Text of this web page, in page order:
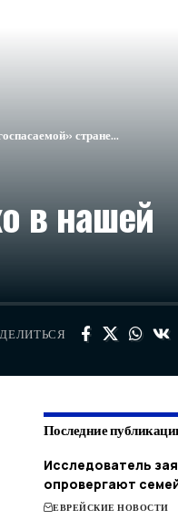
стране…
в нашей
Последние
Исследователь
опровергают
ЕВРЕЙСКИЕ НОВОСТИ